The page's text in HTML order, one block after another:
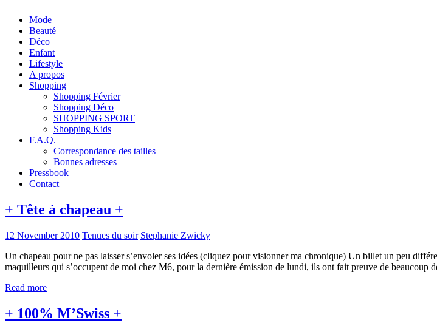
Mode
Beauté
Déco
Enfant
Lifestyle
A propos
Shopping
Shopping Février
Shopping Déco
SHOPPING SPORT
Shopping Kids
F.A.Q.
Correspondance des tailles
Bonnes adresses
Pressbook
Contact
+ Tête à chapeau +
12 November 2010 Tenues du soir Stephanie Zwicky
Un chapeau pour ne pas laisser s’envoler ses idées (cliquez pour visionner ma chronique) Un billet un peu
maquilleurs qui s’occupent de moi chez M6, pour la dernière émission de lundi, ils ont fait preuve de beaucoup
Read more
+ 100% M’Swiss +